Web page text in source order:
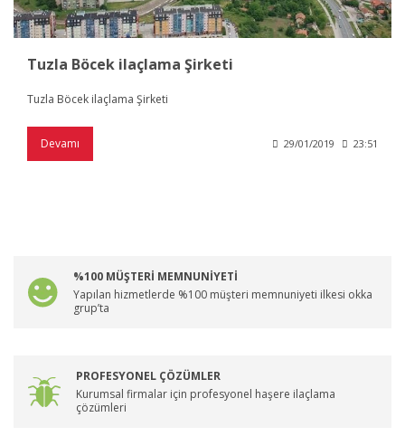
Tuzla Böcek ilaçlama Şirketi
Tuzla Böcek ilaçlama Şirketi
Devamı 29/01/2019 23:51
%100 MÜŞTERİ MEMNUNİYETİ
Yapılan hizmetlerde %100 müşteri memnuniyeti ilkesi okka
grup’ta
PROFESYONEL ÇÖZÜMLER
Kurumsal firmalar için profesyonel haşere ilaçlama
çözümleri